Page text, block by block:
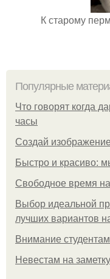
К старому
Популярные
Что говорят когда
часы
Создай
Быстро и красиво:
Свободное время на
Выбор идеальной
лучших вариантов
Внимание
Невестам на